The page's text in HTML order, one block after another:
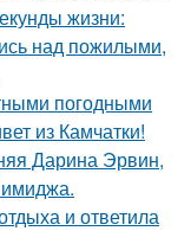
жизни:
над пожилыми,
погодными
из Камчатки!
Дарина Эрвин,
и ответила